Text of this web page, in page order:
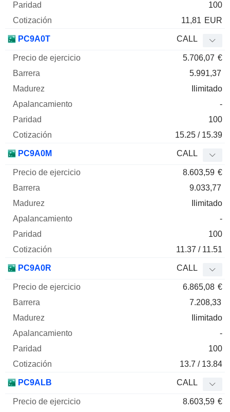
100
11,81 EUR
PC9A0T CALL
5.706,07 €
5.991,37
Ilimitado
-
100
15.25 / 15.39
PC9A0M CALL
8.603,59 €
9.033,77
Ilimitado
-
100
11.37 / 11.51
PC9A0R CALL
6.865,08 €
7.208,33
Ilimitado
-
100
13.7 / 13.84
PC9ALB CALL
8.603,59 €